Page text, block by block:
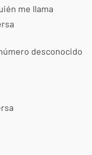
me llama
desconocido